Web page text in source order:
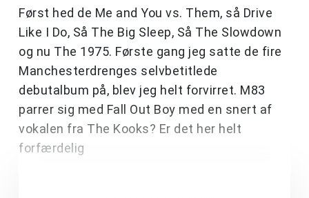
Først hed de Me and You vs. Them, så Drive
Like I Do, Så The Big Sleep, Så The Slowdown
og nu The 1975. Første gang jeg satte de fire
Manchesterdrenges selvbetitlede
debutalbum på, blev jeg helt forvirret. M83
parrer sig med Fall Out Boy med en snert af
vokalen fra The Kooks? Er det her helt
forfærdelig